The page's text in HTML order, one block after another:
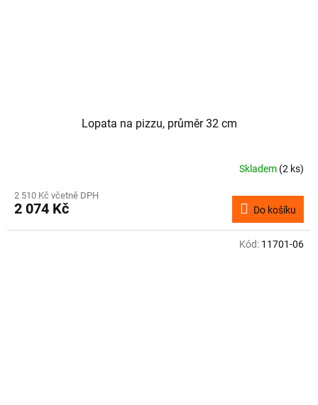
Lopata na pizzu, průměr 32 cm
Skladem (2 ks)
2 510 Kč včetně DPH
2 074 Kč Do košíku
Kód: 11701-06